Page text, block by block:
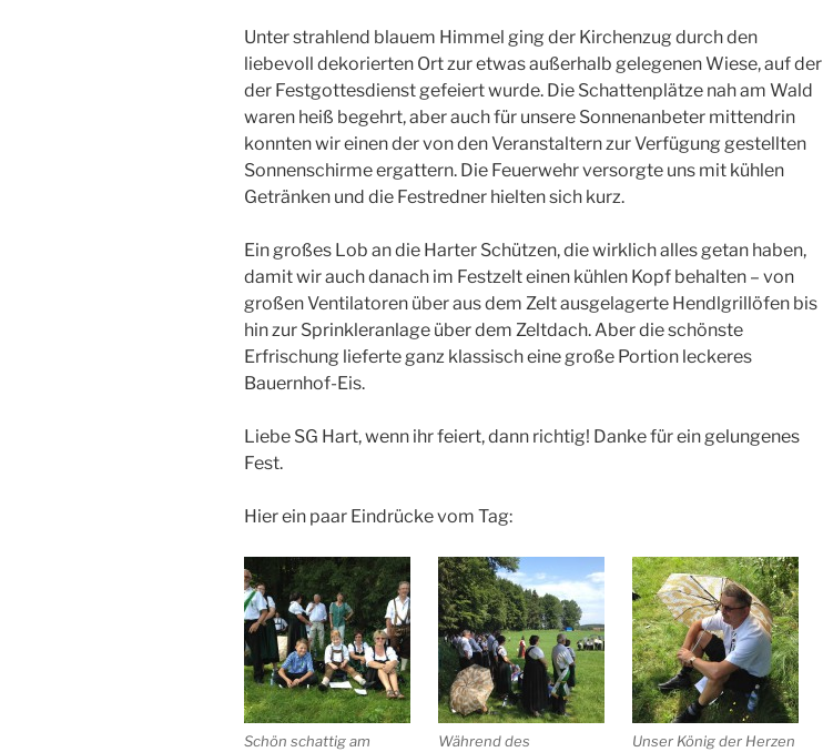
Unter strahlend blauem Himmel ging der Kirchenzug durch den
liebevoll dekorierten Ort zur etwas außerhalb gelegenen Wiese, auf der
der Festgottesdienst gefeiert wurde. Die Schattenplätze nah am Wald
waren heiß begehrt, aber auch für unsere Sonnenanbeter mittendrin
konnten wir einen der von den Veranstaltern zur Verfügung gestellten
Sonnenschirme ergattern. Die Feuerwehr versorgte uns mit kühlen
Getränken und die Festredner hielten sich kurz.
Ein großes Lob an die Harter Schützen, die wirklich alles getan haben,
damit wir auch danach im Festzelt einen kühlen Kopf behalten – von
großen Ventilatoren über aus dem Zelt ausgelagerte Hendlgrillöfen bis
hin zur Sprinkleranlage über dem Zeltdach. Aber die schönste
Erfrischung lieferte ganz klassisch eine große Portion leckeres
Bauernhof-Eis.
Liebe SG Hart, wenn ihr feiert, dann richtig! Danke für ein gelungenes
Fest.
Hier ein paar Eindrücke vom Tag:
Schön schattig am
Während des
Unser König der Herzen